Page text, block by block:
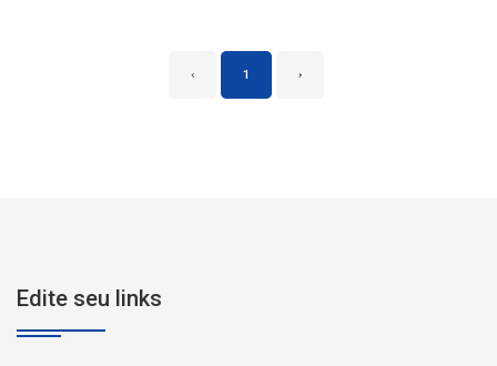
‹ 1 ›
Edite seu links